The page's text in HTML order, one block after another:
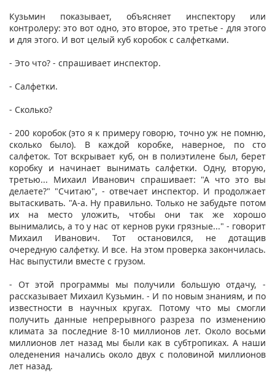
Кузьмин показывает, объясняет инспектору или
контролеру: это вот одно, это второе, это третье - для этого
и для этого. И вот целый куб коробок с салфетками.
- Это что? - спрашивает инспектор.
- Салфетки.
- Сколько?
- 200 коробок (это я к примеру говорю, точно уж не помню,
сколько было). В каждой коробке, наверное, по сто
салфеток. Тот вскрывает куб, он в полиэтилене был, берет
коробку и начинает вынимать салфетки. Одну, вторую,
третью... Михаил Иванович спрашивает: "А что это вы
делаете?" "Считаю", - отвечает инспектор. И продолжает
вытаскивать. "А-а. Ну правильно. Только не забудьте потом
их на место уложить, чтобы они так же хорошо
вынимались, а то у нас от кернов руки грязные..." - говорит
Михаил Иванович. Тот остановился, не дотащив
очередную салфетку. И все. На этом проверка закончилась.
Нас выпустили вместе с грузом.
- От этой программы мы получили большую отдачу, -
рассказывает Михаил Кузьмин. - И по новым знаниям, и по
известности в научных кругах. Потому что мы смогли
получить данные непрерывного разреза по изменению
климата за последние 8-10 миллионов лет. Около восьми
миллионов лет назад мы были как в субтропиках. А наши
оледенения начались около двух с половиной миллионов
лет назад.